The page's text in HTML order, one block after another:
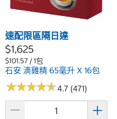
速配限區隔日達
$1,625
$101.57 / 1包
石安 滴雞精 65毫升 X 16包
★★★★★
★★★★★4.7 (471)